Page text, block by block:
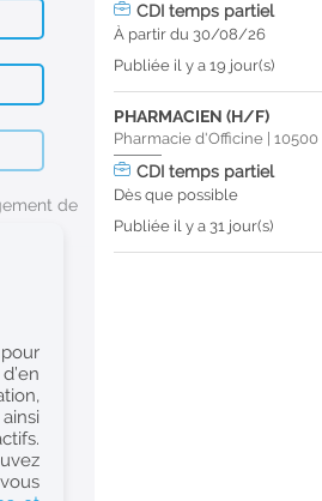
de
F)
CDItemps partiel
À partir du 30/08/26
Publiée il y a 19 jour(s)
PHARMACIEN (H/F)
Pharmacie d'Officine |10500
CDItemps partiel
Dès que possible
Publiée il y a 31 jour(s)